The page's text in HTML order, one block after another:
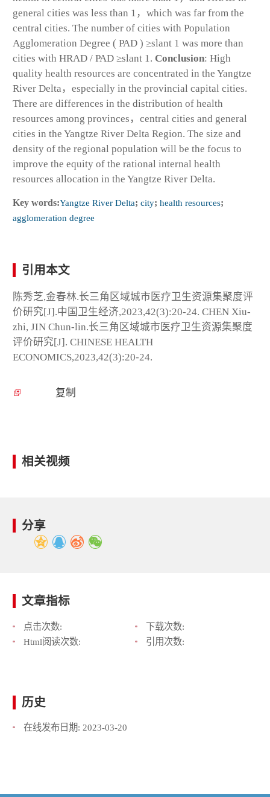
general cities was less than 1，which was far from the
central cities. The number of cities with Population
Agglomeration Degree ( PAD ) ≥slant 1 was more than
cities with HRAD / PAD ≥slant 1. Conclusion: High
quality health resources are concentrated in the Yangtze
River Delta，especially in the provincial capital cities.
There are differences in the distribution of health
resources among provinces，central cities and general
cities in the Yangtze River Delta Region. The size and
density of the regional population will be the focus to
improve the equity of the rational internal health
resources allocation in the Yangtze River Delta.
Key words:Yangtze River Delta; city; health resources;
agglomeration degree
引用本文
陈秀芝,金春林.长三角区域城市医疗卫生资源集聚度评
价研究[J].中国卫生经济,2023,42(3):20-24. CHEN Xiu-
zhi, JIN Chun-lin.长三角区域城市医疗卫生资源集聚度
评价研究[J]. CHINESE HEALTH
ECONOMICS,2023,42(3):20-24.
复制
相关视频
分享
文章指标
点击次数:
下载次数:
Html阅读次数:
引用次数:
历史
在线发布日期: 2023-03-20